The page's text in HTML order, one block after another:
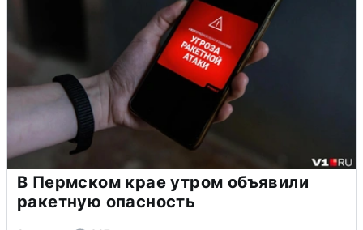
В Пермском крае утром объявили
ракетную опасность